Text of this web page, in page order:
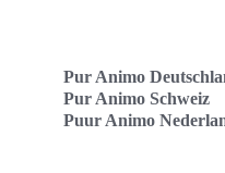
Pur Animo
Pur Animo Schweiz
Puur Animo